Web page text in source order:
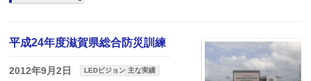
平成24年度滋賀県総合防災訓練
2012年9月2日 LEDビジョン 主な実績